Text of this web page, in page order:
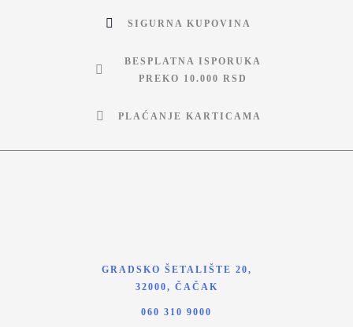
SIGURNA KUPOVINA
BESPLATNA ISPORUKA
PREKO 10.000 RSD
PLAĆANJE KARTICAMA
GRADSKO ŠETALIŠTE 20,
32000, ČAČAK
060 310 9000